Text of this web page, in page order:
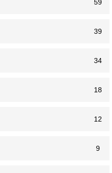
59
39
34
18
12
9